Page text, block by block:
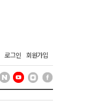
로그인 회원가입